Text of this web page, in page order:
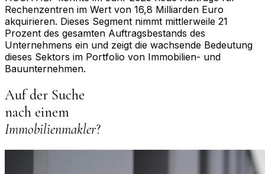
Rechenzentren im Wert von 16,8 Milliarden Euro
akquirieren. Dieses Segment nimmt mittlerweile 21
Prozent des gesamten Auftragsbestands des
Unternehmens ein und zeigt die wachsende Bedeutung
dieses Sektors im Portfolio von Immobilien- und
Bauunternehmen.
Auf der Suche
nach einem
Immobilienmakler?